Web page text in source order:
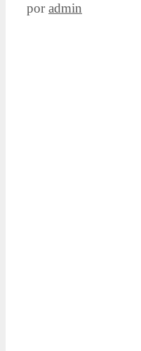
poradmin